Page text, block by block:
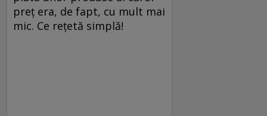
preţ era, de fapt, cu mult mai
mic. Ce reţetă simplă!